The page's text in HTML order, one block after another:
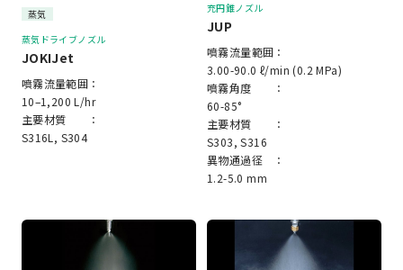
蒸気
蒸気ドライブノズル
JOKIJet
噴霧流量範囲：
10–1,200 L/hr
主要材質 ：
S316L, S304
充円錐ノズル
JUP
噴霧流量範囲：
3.00-90.0 ℓ/min (0.2 MPa)
噴霧角度 ：
60-85°
主要材質 ：
S303, S316
異物通過径 ：
1.2-5.0 mm